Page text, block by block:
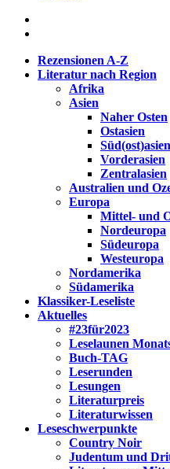
Rezensionen A-Z
Literatur nach Region
Afrika
Asien
Naher Osten
Ostasien
Süd(ost)asien
Vorderasien
Zentralasien
Australien und
Europa
Mittel- und
Nordeuropa
Südeuropa
Westeuropa
Nordamerika
Südamerika
Klassiker-Leseliste
Aktuelles
#23für2023
Leselaunen
Buch-TAG
Leserunden
Lesungen
Literaturpreis
Literaturwissen
Leseschwerpunkte
Country Noir
Judentum und